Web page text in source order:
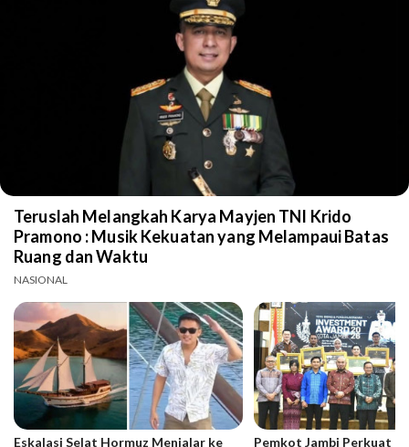
Teruslah Melangkah Karya Mayjen TNI Krido
Pramono : Musik Kekuatan yang Melampaui Batas
Ruang dan Waktu
NASIONAL
Eskalasi Selat Hormuz Menjalar ke
Pemkot Jambi Perkuat